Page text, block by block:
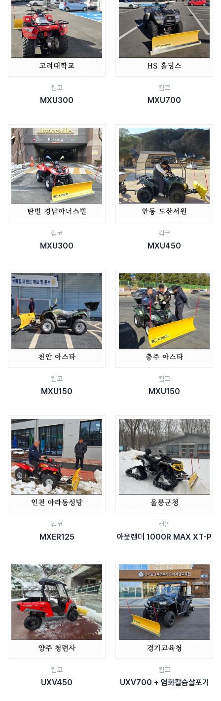
킴코
MXU300
킴코
MXU700
킴코
MXU300
킴코
MXU450
킴코
MXU150
킴코
MXU150
킴코
MXER125
캔암
아웃랜더 1000R MAX XT-P
킴코
UXV450
킴코
UXV700 + 염화칼슘살포기